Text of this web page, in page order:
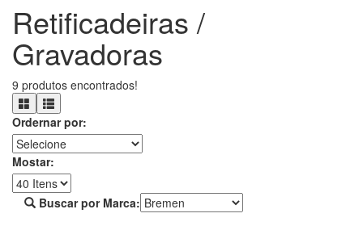
Retificadeiras /
Gravadoras
9 produtos encontrados!
Ordernar por:
Mostar:
Buscar por Marca: